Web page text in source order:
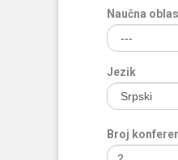
Naučna
Jezik
Broj